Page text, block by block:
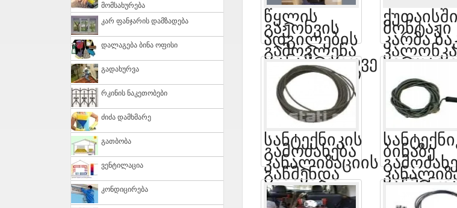
Წყლის
Გაჟონვის
Ადგილების
Გამოვლენა
Თანამედროვე
Აპარატებით
Ქუთაისში
Მონტაჟი
Კარმა
Კალონკა
Კრანი
Მონტაჯი
Სანტექნიკის
Გამოძახება
Კანალიზაციის
Გაწმენდა
Ბინაზე
Მომსახურება
Კარ Ფანჯარის Დამზადება
Დალაგება Ბინა Ოფისი
Გადახურვა
Რკინის Ნაკეთობები
Ძიძა Დამხმარე
Გათბობა
Ვენტილაცია
Კონდიცირება